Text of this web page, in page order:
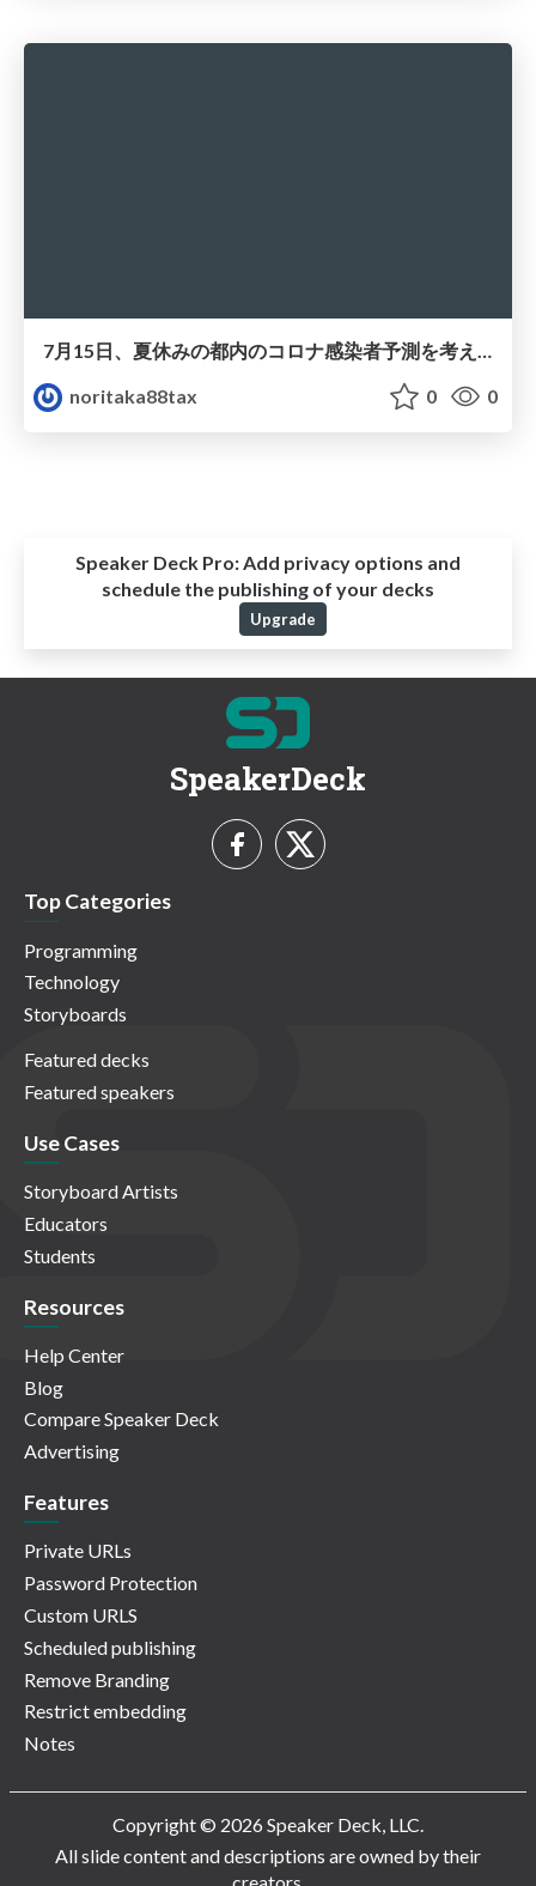
7月15日、夏休みの都内のコロナ感染者予測を考えてみる。GoToキャンペーンはどうするべきか
noritaka88tax
0 0
Speaker Deck Pro:Add privacy options and
schedule the publishing of your decks
Upgrade
SpeakerDeck
Top Categories
Programming
Technology
Storyboards
Featured decks
Featured speakers
Use Cases
Storyboard Artists
Educators
Students
Resources
Help Center
Blog
Compare Speaker Deck
Advertising
Features
Private URLs
Password Protection
Custom URLS
Scheduled publishing
Remove Branding
Restrict embedding
Notes
Copyright © 2026 Speaker Deck, LLC.
All slide content and descriptions are owned by their